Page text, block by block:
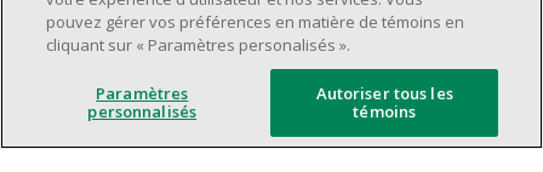
temps et de gérer ses priorités.
Avoir de bonnes aptitudes en leadership et
en communication.
Capacité à s'épanouir dans un
environnement de travail dynamique,
pouvez gérer vos préférences en matière de témoins en
cliquant sur « Paramètres personalisés ».
Paramètres
personnalisés
Autoriser tous les
témoins